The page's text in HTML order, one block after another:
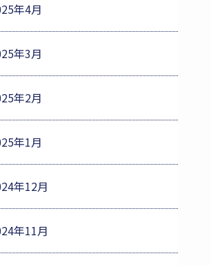
年4月
年3月
年2月
年1月
年12月
年11月